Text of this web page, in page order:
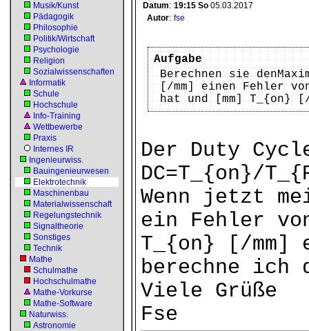
Musik/Kunst
Pädagogik
Philosophie
Politik/Wirtschaft
Psychologie
Religion
Sozialwissenschaften
Informatik
Schule
Hochschule
Info-Training
Wettbewerbe
Praxis
Internes IR
Ingenieurwiss.
Bauingenieurwesen
Elektrotechnik
Maschinenbau
Materialwissenschaft
Regelungstechnik
Signaltheorie
Sonstiges
Technik
Mathe
Schulmathe
Hochschulmathe
Mathe-Vorkurse
Mathe-Software
Naturwiss.
Astronomie
Datum: 19:15 So 05.03.2017
Autor: fse
Aufgabe
Berechnen sie
[/mm] einen Fehler
hat und [mm] T_{on}
Der Duty
DC=T_{on}/
Wenn jetzt
ein Fehler
T_{on} [/mm]
berechne ich
Viele Grüße
Fse